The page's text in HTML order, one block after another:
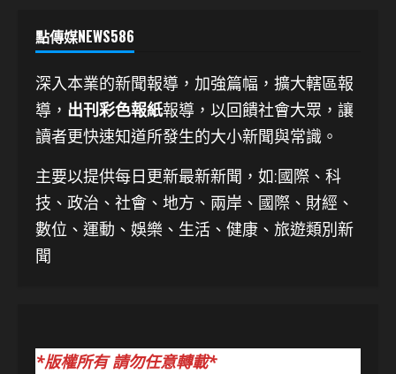
點傳媒NEWS586
深入本業的新聞報導，加強篇幅，擴大轄區報
導， 出刊彩色報紙報導，以回饋社會大眾，讓
讀者更快速知道所發生的大小新聞與常識。
主要以提供每日更新最新新聞 ，如:國際、科
技、 政治、社會、地方、兩岸、國際、財經、
數位、運動、娛樂、生活、健康、旅遊類別新
聞
*版權所有 請勿任意轉載*